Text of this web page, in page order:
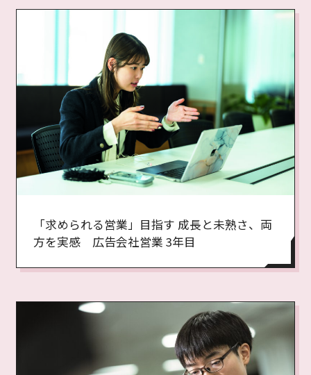
「求められる営業」目指す 成長と未熟さ、両
方を実感 広告会社営業 3年目